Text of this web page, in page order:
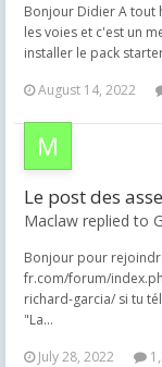
Bonjour Didier A tout
les voies et c'est un
installer le pack
August 14, 2022
Le post des
Maclaw replied to
Bonjour pour
fr.com/forum/
richard-garcia/ si tu
"La...
July 28, 2022